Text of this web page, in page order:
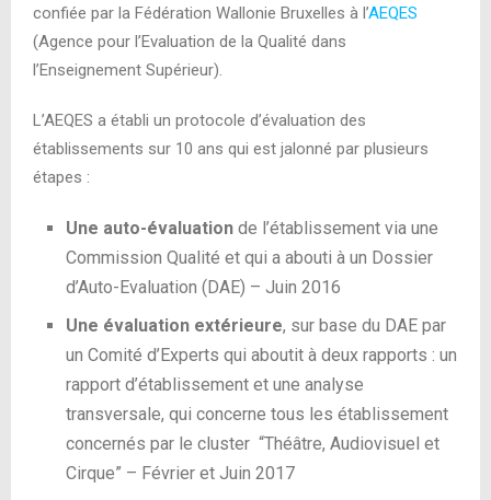
confiée par la Fédération Wallonie Bruxelles à l’AEQES
(Agence pour l’Evaluation de la Qualité dans
l’Enseignement Supérieur).
L’AEQES a établi un protocole d’évaluation des
établissements sur 10 ans qui est jalonné par plusieurs
étapes :
Une auto-évaluation de l’établissement via une
Commission Qualité et qui a abouti à un Dossier
d’Auto-Evaluation (DAE) – Juin 2016
Une évaluation extérieure, sur base du DAE par
un Comité d’Experts qui aboutit à deux rapports : un
rapport d’établissement et une analyse
transversale, qui concerne tous les établissement
concernés par le cluster “Théâtre, Audiovisuel et
Cirque” – Février et Juin 2017